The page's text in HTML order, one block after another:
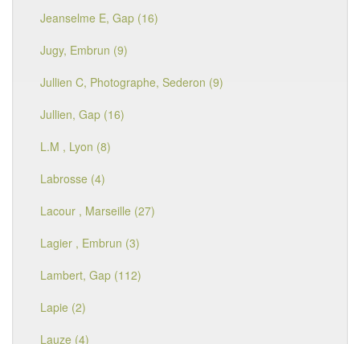
Jeanselme E, Gap (16)
Jugy, Embrun (9)
Jullien C, Photographe, Sederon (9)
Jullien, Gap (16)
L.M , Lyon (8)
Labrosse (4)
Lacour , Marseille (27)
Lagier , Embrun (3)
Lambert, Gap (112)
Lapie (2)
Lauze (4)